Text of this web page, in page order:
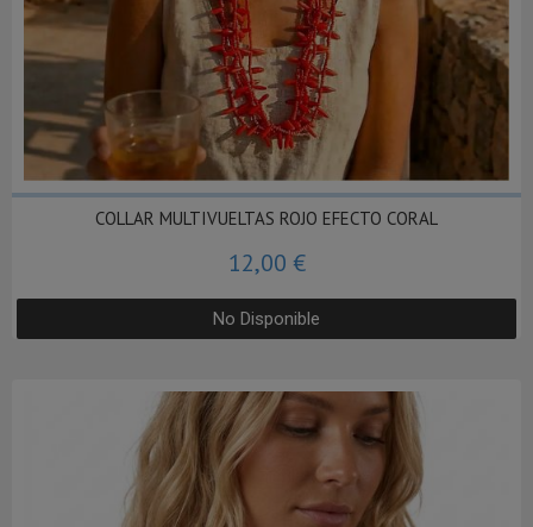
COLLAR MULTIVUELTAS ROJO EFECTO CORAL
12,00 €
No Disponible